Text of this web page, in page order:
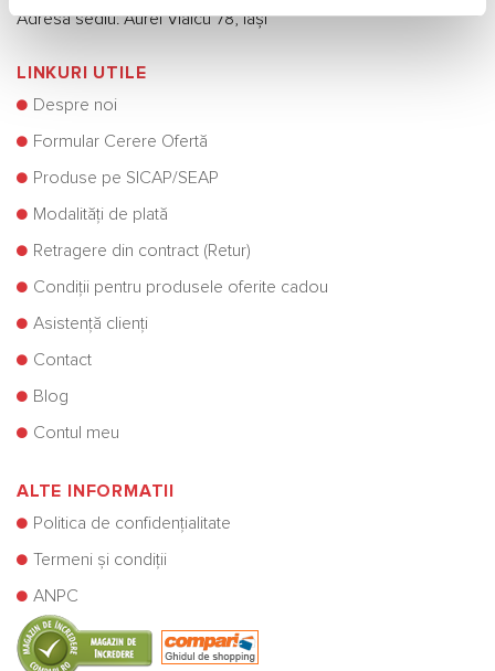
Adresă sediu: Aurel Vlaicu 78, Iași
LINKURI UTILE
Despre noi
Formular Cerere Ofertă
Produse pe SICAP/SEAP
Modalități de plată
Retragere din contract (Retur)
Condiții pentru produsele oferite cadou
Asistență clienți
Contact
Blog
Contul meu
ALTE INFORMATII
Politica de confidențialitate
Termeni și condiții
ANPC